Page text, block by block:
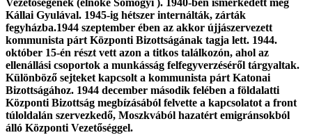
Vezetőségének (elnöke Somogyi ). 1940-ben ismerkedett meg
Kállai Gyulával. 1945-ig hétszer internálták, zárták
fegyházba.1944 szeptember ében az akkor újjászervezett
kommunista párt Központi Bizottságának tagja lett. 1944.
október 15-én részt vett azon a titkos találkozón, ahol az
ellenállási csoportok a munkásság felfegyverzéséről tárgyaltak.
Különböző sejteket kapcsolt a kommunista párt Katonai
Bizottságához. 1944 december második felében a földalatti
Központi Bizottság megbízásából felvette a kapcsolatot a front
túloldalán szervezkedő, Moszkvából hazatért emigránsokból
álló Központi Vezetőséggel.